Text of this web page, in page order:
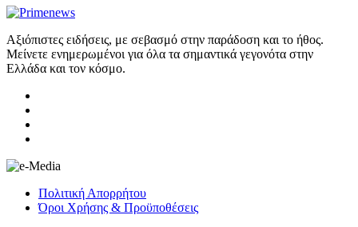
Αξιόπιστες ειδήσεις, με σεβασμό στην παράδοση και το ήθος.
Μείνετε ενημερωμένοι για όλα τα σημαντικά γεγονότα στην
Ελλάδα και τον κόσμο.
Πολιτική Απορρήτου
Όροι Χρήσης & Προϋποθέσεις